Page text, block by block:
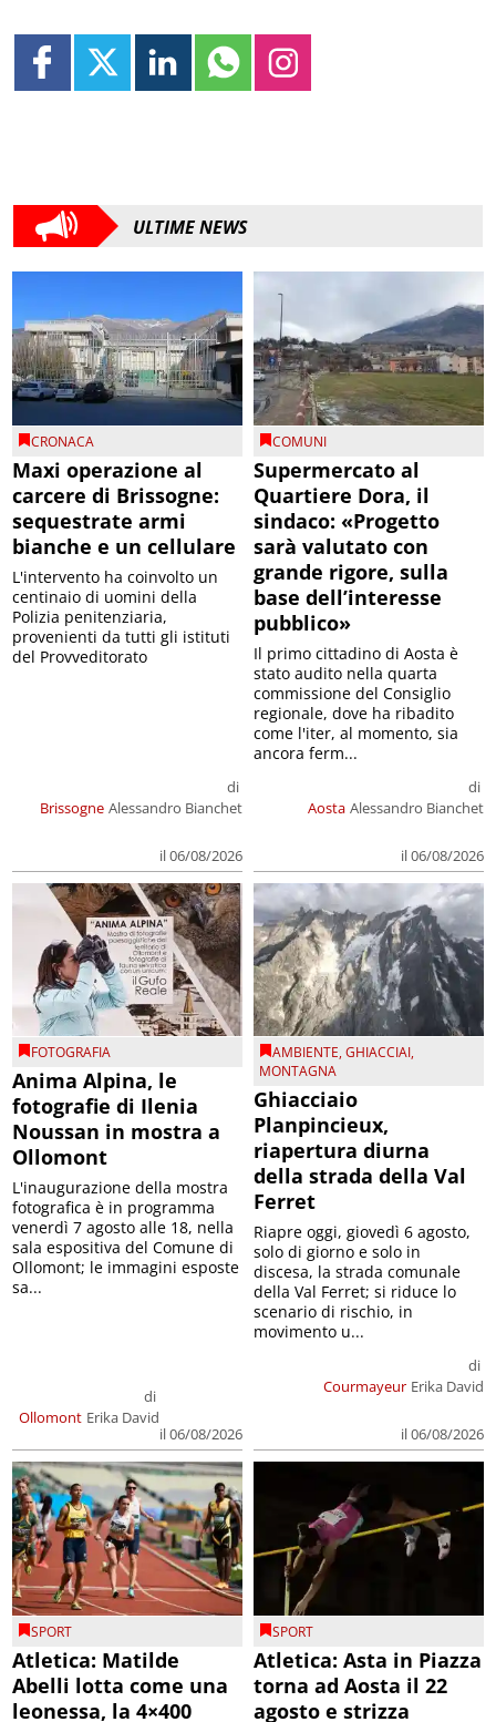
ULTIME NEWS
CRONACA
Maxi operazione al
carcere di Brissogne:
sequestrate armi
bianche e un cellulare
Brissogne
di
Alessandro Bianchet
il 06/08/2026
L'intervento ha coinvolto un
centinaio di uomini della
Polizia penitenziaria,
provenienti da tutti gli istituti
del Provveditorato
COMUNI
Supermercato al
Quartiere Dora, il
sindaco: «Progetto
sarà valutato con
grande rigore, sulla
base dell’interesse
pubblico»
Aosta
di
Alessandro Bianchet
il 06/08/2026
Il primo cittadino di Aosta è
stato audito nella quarta
commissione del Consiglio
regionale, dove ha ribadito
come l'iter, al momento, sia
ancora ferm...
FOTOGRAFIA
Anima Alpina, le
fotografie di Ilenia
Noussan in mostra a
Ollomont
Ollomont
di
Erika David
il 06/08/2026
L'inaugurazione della mostra
fotografica è in programma
venerdì 7 agosto alle 18, nella
sala espositiva del Comune di
Ollomont; le immagini esposte
sa...
AMBIENTE,GHIACCIAI,
MONTAGNA
Ghiacciaio
Planpincieux,
riapertura diurna
della strada della Val
Ferret
Courmayeur
di
Erika David
il 06/08/2026
Riapre oggi, giovedì 6 agosto,
solo di giorno e solo in
discesa, la strada comunale
della Val Ferret; si riduce lo
scenario di rischio, in
movimento u...
SPORT
Atletica: Matilde
Abelli lotta come una
leonessa, la 4×400
SPORT
Atletica: Asta in Piazza
torna ad Aosta il 22
agosto e strizza